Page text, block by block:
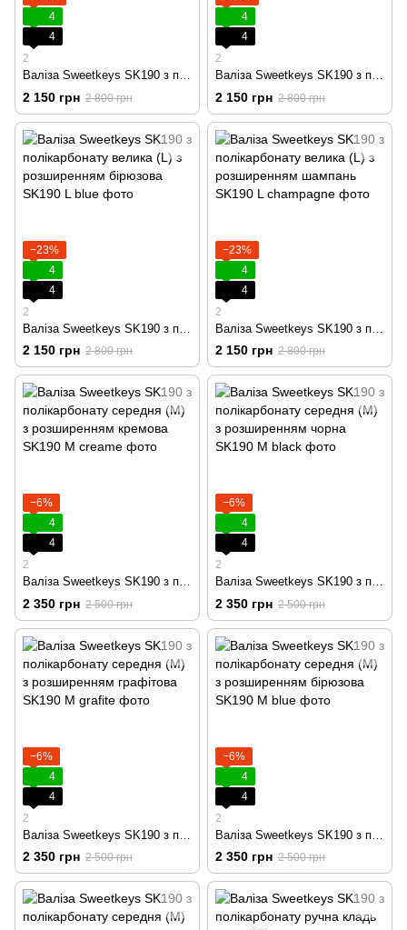
4
4
2
2 150 грн 2 800 грн
4
4
2
2 150 грн 2 800 грн
−23%
4
4
2
2 150 грн 2 800 грн
−23%
4
4
2
2 150 грн 2 800 грн
−6%
4
4
2
Валіза Sweetkeys SK190 з полікарбонату середня (M) з розширенням кремова
2 350 грн 2 500 грн
−6%
4
4
2
Валіза Sweetkeys SK190 з полікарбонату середня (M) з розширенням чорна
2 350 грн 2 500 грн
−6%
4
4
2
2 350 грн 2 500 грн
−6%
4
4
2
2 350 грн 2 500 грн